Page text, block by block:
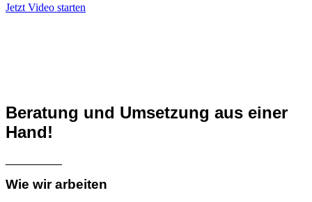
Jetzt Video starten
Beratung und Umsetzung aus einer
Hand!
Wie wir arbeiten